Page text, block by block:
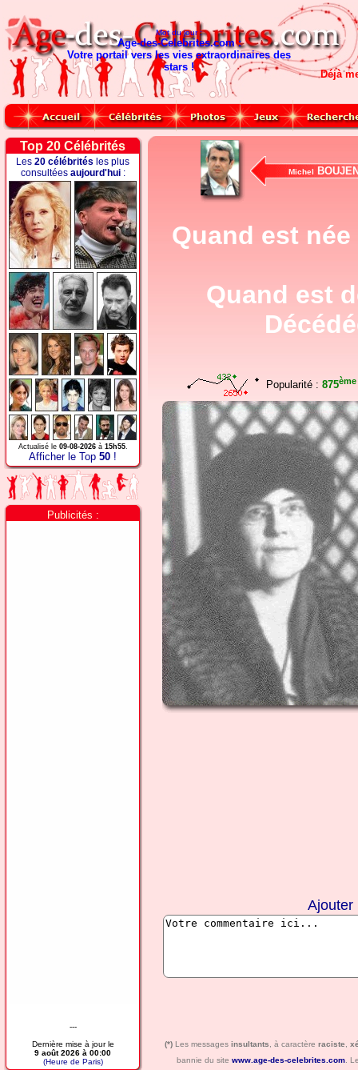
Mot du jour :
Age-des-Celebrites.com :
Votre portail vers les vies extraordinaires des
stars !
Déjà
Top 20 Célébrités
Les 20 célébrités les plus
consultées aujourd'hui:
Actualisé le 09-08-2026à 15h55.
Afficher le Top 50 !
Publicités :
---
Dernière mise à jour le
9 août 2026 à 00:00
(Heure de Paris)
Michel
Quand est née
Quand est
Popularité : 875ème
Ajouter
(*) Les messages insultants , à caractère raciste
bannie du site www.age-des-celebrites.com.